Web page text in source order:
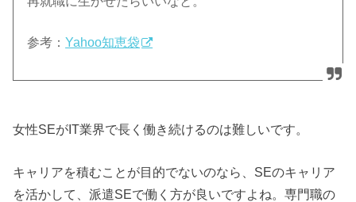
参考：Yahoo知恵袋
女性SEがIT業界で長く働き続けるのは難しいです。
キャリアを積むことが目的でないのなら、SEのキャリア
を活かして、派遣SEで働く方が良いですよね。専門職の